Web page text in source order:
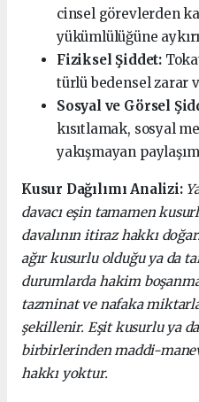
cinsel görevlerden
yükümlülüğüne
Fiziksel Şiddet:
türlü bedensel zarar
Sosyal ve Görsel
kısıtlamak, sosyal
yakışmayan
Kusur Dağılımı Analizi:
davacı eşin tamamen
davalının itiraz hakkı
ağır kusurlu olduğu ya da
durumlarda hakim
tazminat ve nafaka
şekillenir. Eşit kusurlu ya
birbirlerinden maddi-
hakkı yoktur.